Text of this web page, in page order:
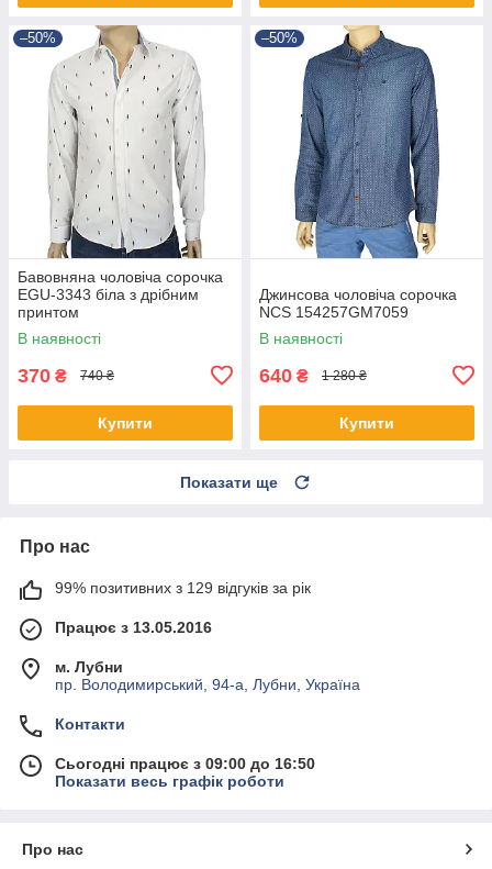
–50%
Бавовняна чоловіча сорочка
EGU-3343 біла з дрібним
принтом
В наявності
370 ₴ 740 ₴
Купити
–50%
Джинсова чоловіча сорочка
NCS 154257GM7059
В наявності
640 ₴ 1 280 ₴
Купити
Показати ще
Про нас
99% позитивних з 129 відгуків за рік
Працює з 13.05.2016
м. Лубни
пр. Володимирський, 94-а, Лубни, Україна
Контакти
Сьогодні працює з 09:00 до 16:50
Показати весь графік роботи
Про нас